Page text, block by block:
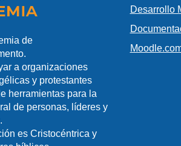
de
a organizaciones
y protestantes
herramientas para la
de personas, líderes y
es Cristocéntrica y
Desarrollo